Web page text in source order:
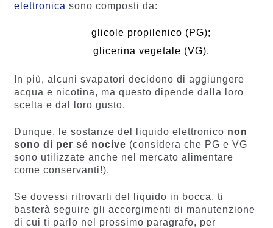
elettronica sono composti da:
glicole propilenico (PG);
glicerina vegetale (VG).
In più, alcuni svapatori decidono di aggiungere
acqua e nicotina, ma questo dipende dalla loro
scelta e dal loro gusto.
Dunque, le sostanze del liquido elettronico non
sono di per sé nocive (considera che PG e VG
sono utilizzate anche nel mercato alimentare
come conservanti!).
Se dovessi ritrovarti del liquido in bocca, ti
basterà seguire gli accorgimenti di manutenzione
di cui ti parlo nel prossimo paragrafo, per